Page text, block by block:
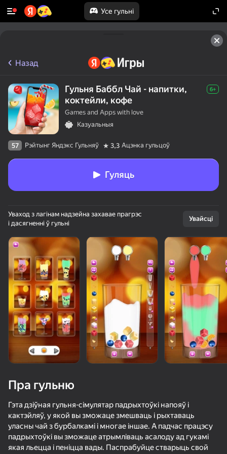
Усе гульні
50+ лепшых гульняў, у якія гуляюць
нават тыя, хто «не гуляе»
Piano World
74
Music Ball Hop
Only Piano
Block Blast
Назад
Гульня Баббл Чай - напитки,
коктейли, кофе
6+
Games and Apps with love
Казуальныя
57 Рэйтынг Яндэкс Гульняў 3,3 Ацэнка гульцоў
Гуляць
Уваход з лагінам надзейна захавае прагрэс
і дасягненні ў гульні
Увайсці
Пра гульню
Гэта дзіўная гульня-сімулятар падрыхтоўкі напояў і
кактэйляў, у якой вы зможаце змешваць і рыхтаваць
уласны чай з бурбалкамі і многае іншае. А падчас працэсу
падрыхтоўкі вы зможаце атрымліваць асалоду ад гукамі
якая льецца і пеніцца вады. Паспрабуйце стварыць свой